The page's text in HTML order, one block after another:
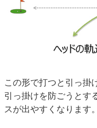
この形で打つと引っ掛
引っ掛けを防ごうとす
スが出やすくなります。